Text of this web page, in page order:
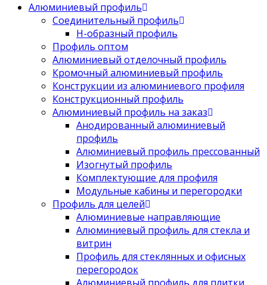
Алюминиевый профиль
Соединительный профиль
Н-образный профиль
Профиль оптом
Алюминиевый отделочный профиль
Кромочный алюминиевый профиль
Конструкции из алюминиевого профиля
Конструкционный профиль
Алюминиевый профиль на заказ
Анодированный алюминиевый
профиль
Алюминиевый профиль прессованный
Изогнутый профиль
Комплектующие для профиля
Модульные кабины и перегородки
Профиль для целей
Алюминиевые направляющие
Алюминиевый профиль для стекла и
витрин
Профиль для стеклянных и офисных
перегородок